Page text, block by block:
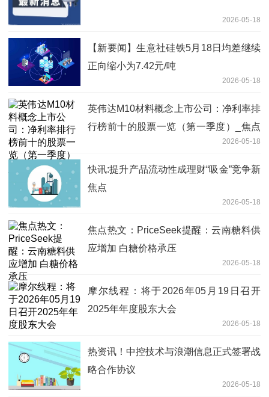
2026-05-18
【新要闻】生意社硅铁5月18日均差继续
正向缩小为7.42元/吨
2026-05-18
英伟达M10材料概念上市公司：净利率排
行榜前十的股票一览（第一季度）_焦点
2026-05-18
快讯:提升产品流动性成理财“吸金”竞争新
焦点
2026-05-18
焦点热文：PriceSeek提醒：云南糖料供
应增加 白糖价格承压
2026-05-18
摩尔线程：将于2026年05月19日召开
2025年年度股东大会
2026-05-18
热资讯！中控技术与浪潮信息正式签署战
略合作协议
2026-05-18